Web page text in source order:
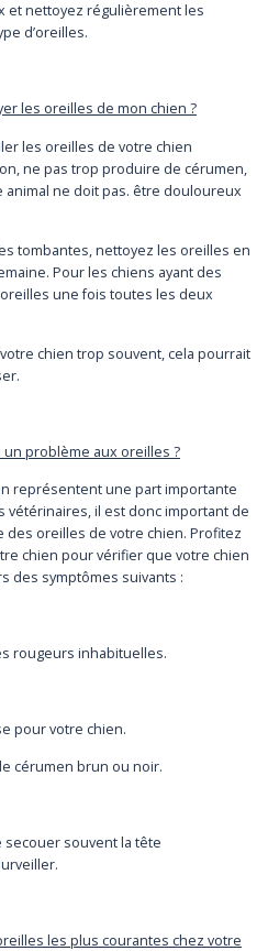
et nettoyez régulièrement les
d’oreilles.
les oreilles de mon chien ?
les oreilles de votre chien
ne pas trop produire de cérumen,
ne doit pas. être douloureux
tombantes, nettoyez les oreilles en
Pour les chiens ayant des
une fois toutes les deux
chien trop souvent, cela pourrait
un problème aux oreilles ?
représentent une part importante
vétérinaires, il est donc important de
oreilles de votre chien. Profitez
chien pour vérifier que votre chien
des symptômes suivants :
rougeurs inhabituelles.
pour votre chien.
cérumen brun ou noir.
secouer souvent la tête
les plus courantes chez votre